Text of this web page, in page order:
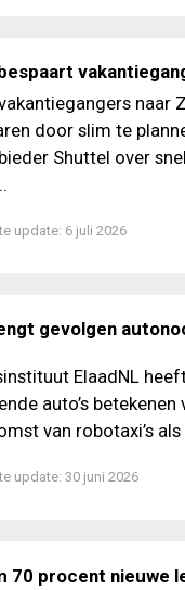
naar
door slim te
Shuttel over
update: 6 juli 2026
gevolgen
ElaadNL
auto’s
van robotaxi’s
update: 30 juni 2026
70 procent nieuwe